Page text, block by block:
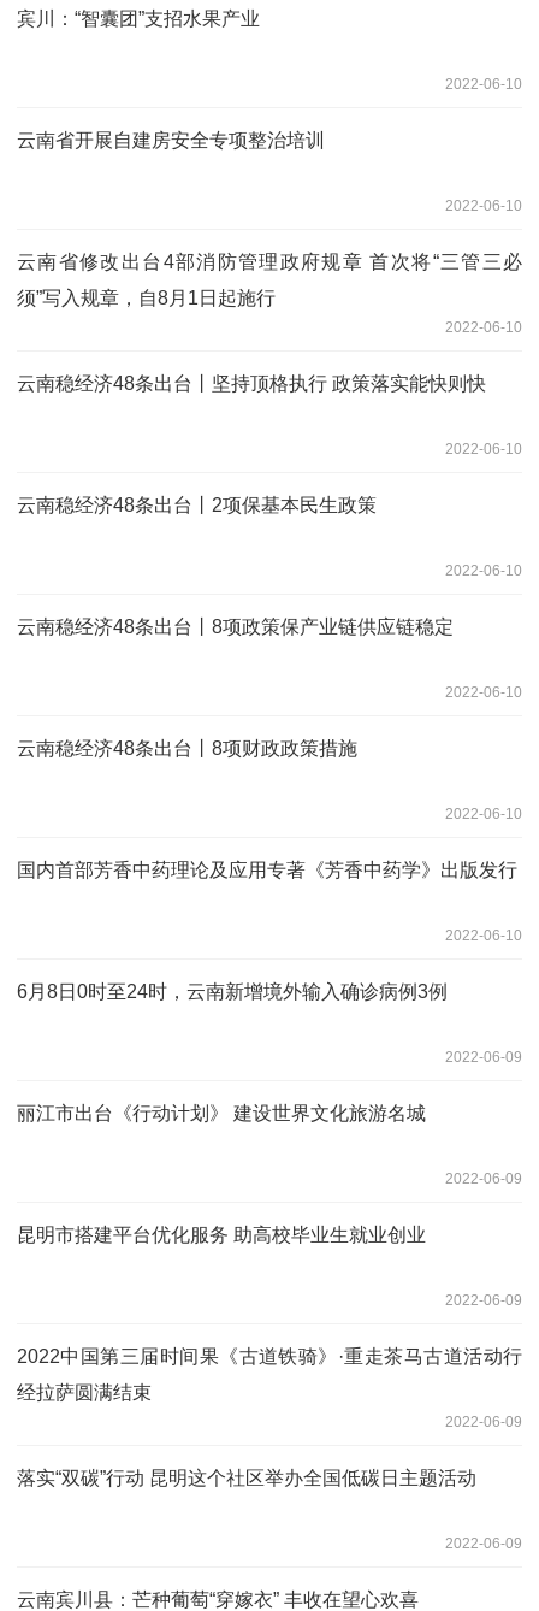
宾川：“智囊团”支招水果产业
2022-06-10
云南省开展自建房安全专项整治培训
2022-06-10
云南省修改出台4部消防管理政府规章 首次将“三管三必
须”写入规章，自8月1日起施行
2022-06-10
云南稳经济48条出台丨坚持顶格执行 政策落实能快则快
2022-06-10
云南稳经济48条出台丨2项保基本民生政策
2022-06-10
云南稳经济48条出台丨8项政策保产业链供应链稳定
2022-06-10
云南稳经济48条出台丨8项财政政策措施
2022-06-10
国内首部芳香中药理论及应用专著《芳香中药学》出版发行
2022-06-10
6月8日0时至24时，云南新增境外输入确诊病例3例
2022-06-09
丽江市出台《行动计划》 建设世界文化旅游名城
2022-06-09
昆明市搭建平台优化服务 助高校毕业生就业创业
2022-06-09
2022中国第三届时间果《古道铁骑》·重走茶马古道活动行
经拉萨圆满结束
2022-06-09
落实“双碳”行动 昆明这个社区举办全国低碳日主题活动
2022-06-09
云南宾川县：芒种葡萄“穿嫁衣” 丰收在望心欢喜